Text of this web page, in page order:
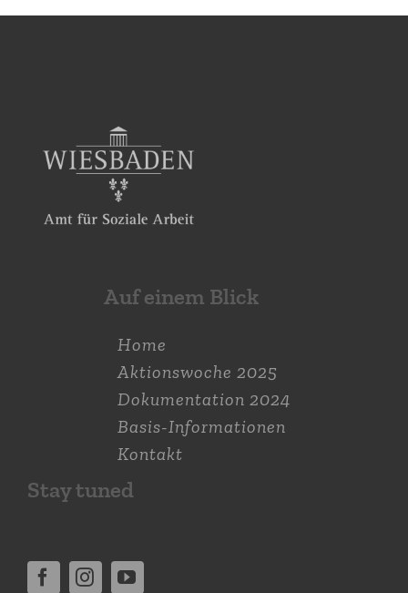
Auf einem Blick
Home
Aktions­woche 2025
Dokumen­tation 2024
Basis-Informationen
Kontakt
Stay tuned